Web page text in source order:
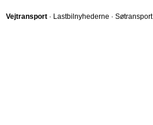
Vejtransport · Lastbilnyhederne · Søtransport